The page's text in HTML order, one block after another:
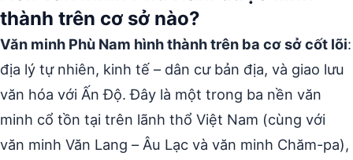
thành trên cơ sở nào?
Văn minh Phù Nam hình thành trên ba cơ sở cốt lõi:
địa lý tự nhiên, kinh tế – dân cư bản địa, và giao lưu
văn hóa với Ấn Độ. Đây là một trong ba nền văn
minh cổ tồn tại trên lãnh thổ Việt Nam (cùng với
văn minh Văn Lang – Âu Lạc và văn minh Chăm-pa),